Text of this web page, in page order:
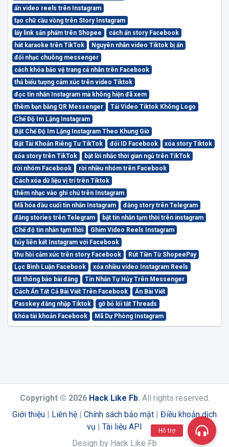
ẩn video reels trên Instagram
tạo chữ cầu vồng trên Story Instagram
lấy link sản phẩm trên Shopee
cách ẩn story Facebook
hát karaoke trên TikTok
Nguyên nhân video Tiktok bị ẩn
đổi nhạc chuông messenger
cách khóa bảo vệ trang cá nhân trên Facebook
thả biểu tượng cảm xúc trên video Tiktok
đọc tin nhắn Instagram mà không hiện đã xem
thêm bạn bằng QR Messenger
Tải Video Tiktok Không Logo
Chế Độ Im Lặng Instagram
Bật Chế Độ Im Lặng Instagram Theo Khung Giờ
Bật Tài Khoản Riêng Tư TikTok
đổi ID Facebook
xóa story Tiktok
xóa story trên TikTok
bật lời nhắc thời gian ngủ trên TikTok
rời nhóm Facebook
rời nhiều nhóm trên Facebook
Cách xóa dữ liệu vị trí trên Tiktok
thêm nhạc vào ghi chú trên Instagram
Mã hóa đầu cuối tin nhắn Instagram
đăng story trên Telegram
đăng stories trên Telegram
bật tin nhắn tạm thời trên instagram
Chế độ tin nhắn tạm thời
Ghim Video Reels Instagram
hủy liên kết Instagram với Facebook
thu hồi cảm xúc trên story Facebook
Rút Tiền Từ ShopeePay
Lọc Bình Luận Facebook
xóa nhiều video Instagram Reels
tắt thông báo bài đăng
Tin Nhắn Tự Hủy Trên Messenger
Cách Ẩn Tất Cả Bài Viết Trên Facebook
Ẩn Bài Viết
Passkey đăng nhập Tiktok
gỡ bỏ lối tắt Threads
khóa tài khoản Facebook
Mã Dự Phòng Instagram
Copyright © 2026 Hack Like Fb. All rights reserved.
Giới thiệu | Liên hệ | Chính sách bảo mật | Điều khoản dịch
vụ | Tài liệu API
Design by Hack Like Fb
Hỗ trợ